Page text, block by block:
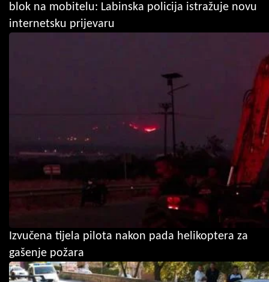
blok na mobitelu: Labinska policija istražuje novu
internetsku prijevaru
Izvučena tijela pilota nakon pada helikoptera za
gašenje požara